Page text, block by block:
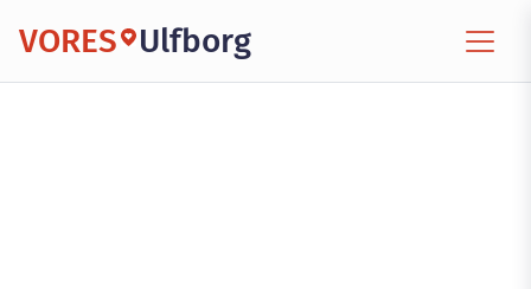
VORES Ulfborg